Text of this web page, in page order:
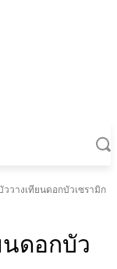
ววางเทียนดอกบัวเซรามิก
นดอกบัว